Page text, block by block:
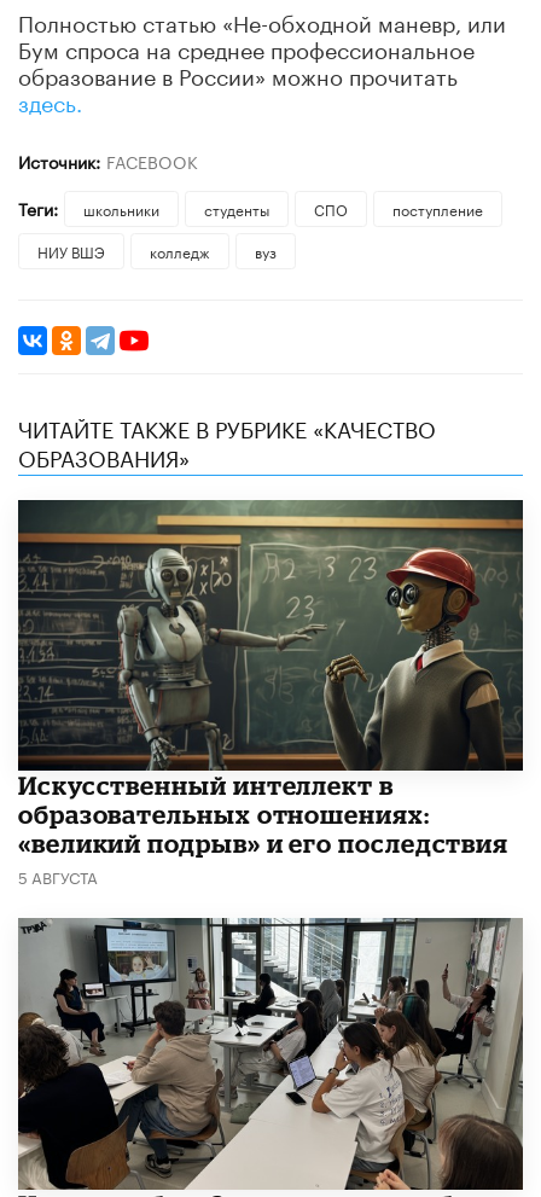
Полностью статью «Не-обходной маневр, или
Бум спроса на среднее профессиональное
образование в России» можно прочитать
здесь.
Источник: FACEBOOK
Теги:
школьники студенты СПО
поступление
НИУ ВШЭ
колледж вуз
ЧИТАЙТЕ ТАКЖЕ В РУБРИКЕ «КАЧЕСТВО
ОБРАЗОВАНИЯ»
​Искусственный интеллект в
образовательных отношениях:
«великий подрыв» и его последствия
5 АВГУСТА